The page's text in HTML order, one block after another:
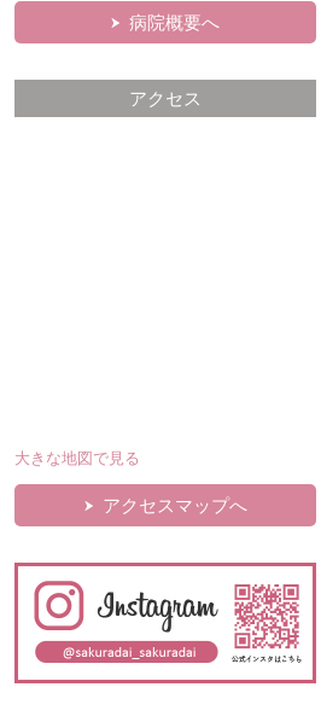
病院概要へ
アクセス
大きな地図で見る
アクセスマップへ